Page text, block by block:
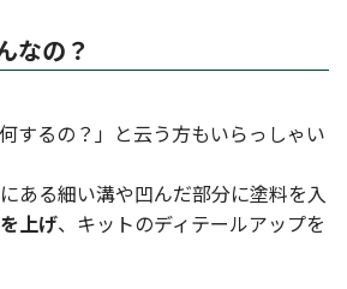
なの？
するの？」と云う方もいらっしゃい
ある細い溝や凹んだ部分に塗料を入
上げ、キットのディテールアップを